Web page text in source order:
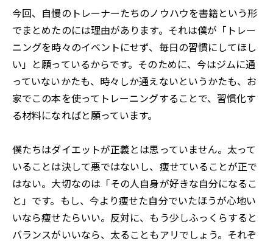
今回、自慢のトレーナーたちのノウハウを書籍という形
でまとめたのには理由があります。それは僕が「トレー
ニングを時々のイベントにせず、毎日の習慣にしてほし
い」と願っているからです。そのために、今はジムに通
っていないかたも、時々しか通えないというかたも、お
家でこの本を使ってトレーニングすることで、習慣化す
る材料になればと願っています。
僕たちはダイエットが正義とは思っていません。太って
いることは決して悪ではないし、痩せていることが正で
はない。大切なのは「その人自身が好きな自分になるこ
と」です。もし、今より痩せた自分でいたほうが心地い
いなら痩せたらいい。反対に、もう少しふっくらすると
バランスがいいなら、太ることもアリでしょう。それぞ